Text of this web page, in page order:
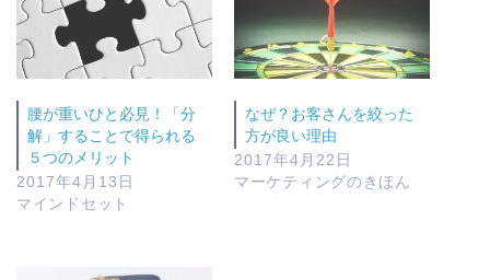
腰が重いひと必見！「分
解」することで得られる
５つのメリット
2017年4月13日
マインドセット
なぜ？お客さんを絞った
方が良い理由
2017年4月22日
マーケティングのきほん